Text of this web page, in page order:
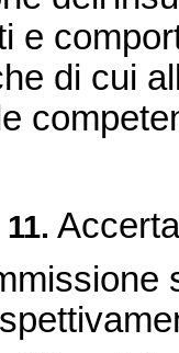
e
di cui